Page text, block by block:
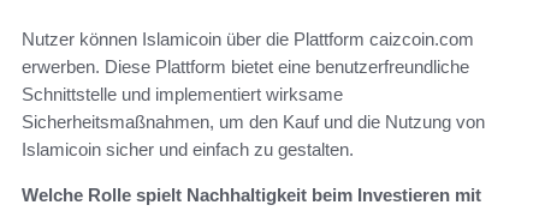
Nutzer können Islamicoin über die Plattform caizcoin.com
erwerben. Diese Plattform bietet eine benutzerfreundliche
Schnittstelle und implementiert wirksame
Sicherheitsmaßnahmen, um den Kauf und die Nutzung von
Islamicoin sicher und einfach zu gestalten.
Welche Rolle spielt Nachhaltigkeit beim Investieren mit